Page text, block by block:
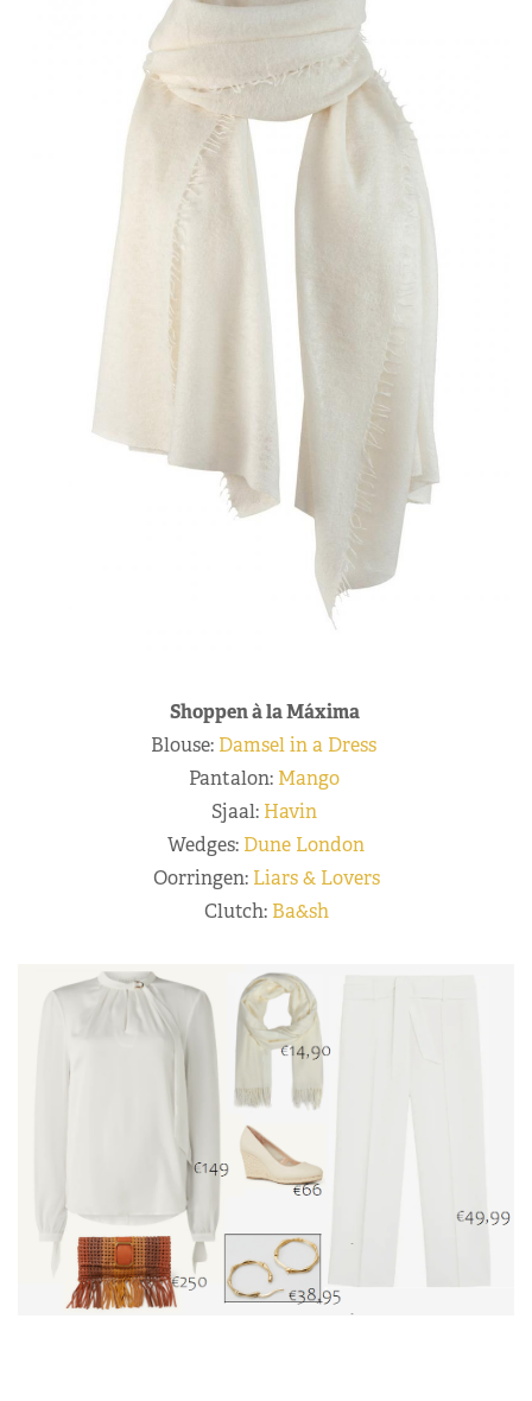
Shoppen à la Máxima
Blouse: Damsel in a Dress
Pantalon: Mango
Sjaal: Havin
Wedges: Dune London
Oorringen: Liars & Lovers
Clutch: Ba&sh